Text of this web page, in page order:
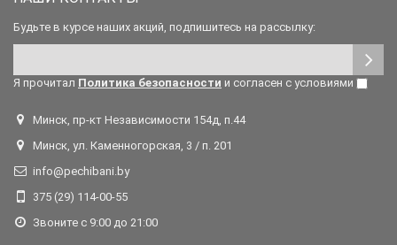
Будьте в курсе наших акций, подпишитесь на рассылку:
Я прочитал Политика безопасности и согласен с условиями
Минск, пр-кт Независимости 154д, п.44
Минск, ул. Каменногорская, 3 / п. 201
info@pechibani.by
375 (29) 114-00-55
Звоните с 9:00 до 21:00